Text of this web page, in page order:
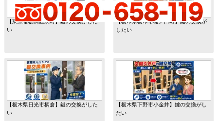
【東京都板橋区泉町】鍵の交換がした
い
【栃木県栃木市樋ノ口町】鍵の交換が
したい
【栃木県日光市柄倉】鍵の交換がした
い
【栃木県下野市小金井】鍵の交換がし
たい